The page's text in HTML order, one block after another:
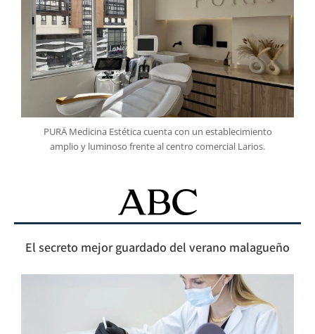
PURÄ Medicina Estética cuenta con un establecimiento
amplio y luminoso frente al centro comercial Larios.
El secreto mejor guardado del verano malagueño